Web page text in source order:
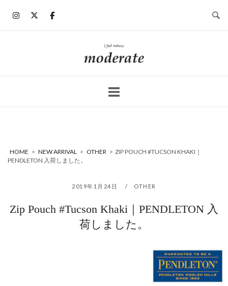
ホ
ー
HOME > NEW ARRIVAL > OTHER > ZIP POUCH #TUCSON KHAKI｜
PENDLETON 入荷しました。
2019年1月24日 OTHER
Zip Pouch #Tucson Khaki｜PENDLETON 入
荷しました。